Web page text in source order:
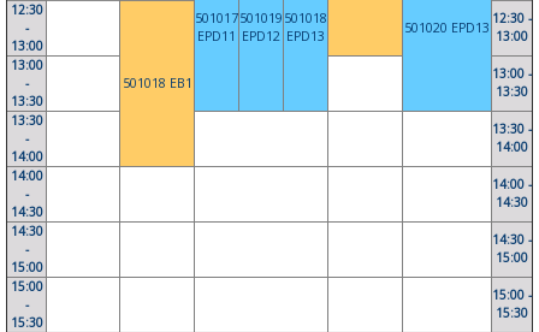
501017
EPD11
501019
EPD12
501018
EPD13
501020 EPD13
12:30
-
13:00
501018 EB1
12:30 -
13:00
13:00
-
13:30
13:00 -
13:30
13:30
-
14:00
13:30 -
14:00
14:00
-
14:30
14:00 -
14:30
14:30
-
15:00
14:30 -
15:00
15:00
-
15:30
15:00 -
15:30